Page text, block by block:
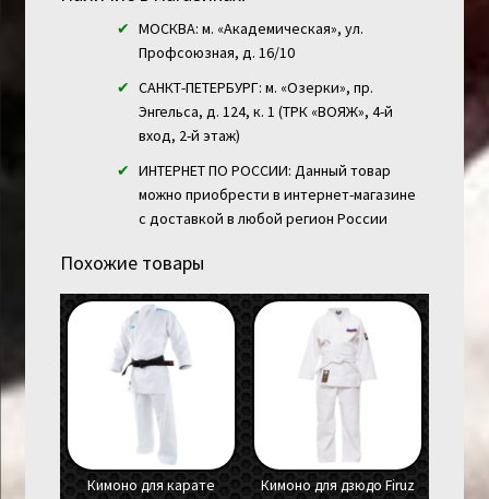
МОСКВА: м. «Академическая», ул.
Профсоюзная, д. 16/10
САНКТ-ПЕТЕРБУРГ: м. «Озерки», пр.
Энгельса, д. 124, к. 1 (ТРК «ВОЯЖ», 4-й
вход, 2-й этаж)
ИНТЕРНЕТ ПО РОССИИ: Данный товар
можно приобрести в интернет-магазине
с доставкой в любой регион России
Похожие товары
Кимоно для карате
Кимоно для дзюдо Firuz